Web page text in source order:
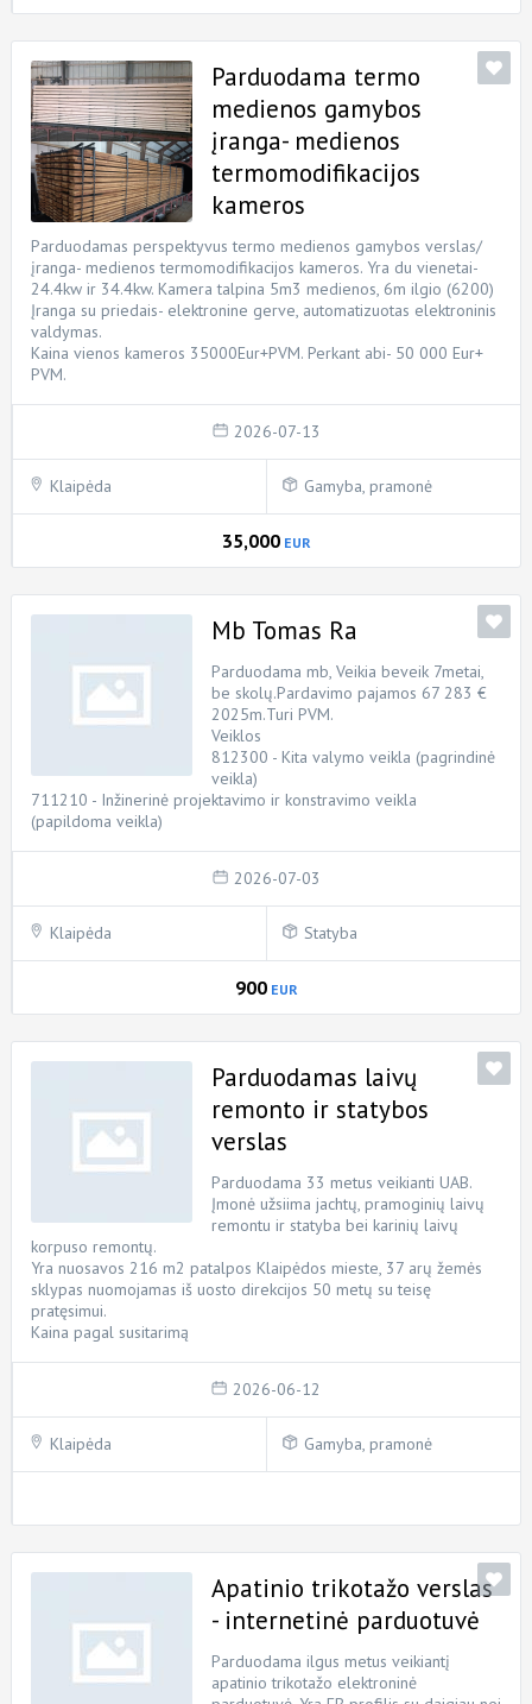
Parduodama termo
medienos gamybos
įranga- medienos
termomodifikacijos
kameros
Parduodamas perspektyvus termo medienos gamybos verslas/
įranga- medienos termomodifikacijos kameros. Yra du vienetai-
24.4kw ir 34.4kw. Kamera talpina 5m3 medienos, 6m ilgio (6200)
Įranga su priedais- elektronine gerve, automatizuotas elektroninis
valdymas.
Kaina vienos kameros 35000Eur+PVM. Perkant abi- 50 000 Eur+
PVM.
2026-07-13
Klaipėda Gamyba, pramonė
35,000 EUR
Mb Tomas Ra
Parduodama mb, Veikia beveik 7metai,
be skolų.Pardavimo pajamos 67 283 €
2025m.Turi PVM.
Veiklos
812300 - Kita valymo veikla (pagrindinė
veikla)
711210 - Inžinerinė projektavimo ir konstravimo veikla
(papildoma veikla)
2026-07-03
Klaipėda Statyba
900 EUR
Parduodamas laivų
remonto ir statybos
verslas
Parduodama 33 metus veikianti UAB.
Įmonė užsiima jachtų, pramoginių laivų
remontu ir statyba bei karinių laivų
korpuso remontų.
Yra nuosavos 216 m2 patalpos Klaipėdos mieste, 37 arų žemės
sklypas nuomojamas iš uosto direkcijos 50 metų su teisę
pratęsimui.
Kaina pagal susitarimą
2026-06-12
Klaipėda Gamyba, pramonė
Apatinio trikotažo verslas
- internetinė parduotuvė
Parduodama ilgus metus veikiantį
apatinio trikotažo elektroninė